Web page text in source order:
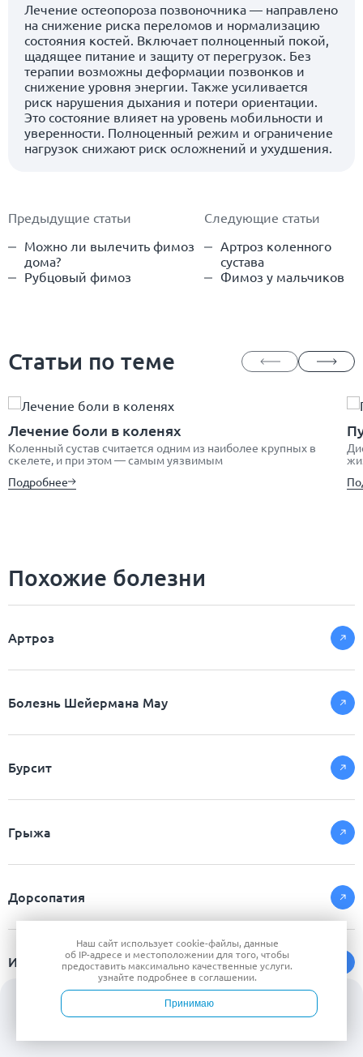
Лечение остеопороза позвоночника — направлено
на снижение риска переломов и нормализацию
состояния костей. Включает полноценный покой,
щадящее питание и защиту от перегрузок. Без
терапии возможны деформации позвонков и
снижение уровня энергии. Также усиливается
риск нарушения дыхания и потери ориентации.
Это состояние влияет на уровень мобильности и
уверенности. Полноценный режим и ограничение
нагрузок снижают риск осложнений и ухудшения.
Предыдущие статьи
Можно ли вылечить фимоз
дома?
Рубцовый фимоз
Следующие статьи
Артроз коленного
сустава
Фимоз у мальчиков
Статьи по теме
Лечение боли в коленях
Коленный сустав считается одним из наиболее крупных в
скелете, и при этом — самым уязвимым
Подробнее
Похожие болезни
Артроз
Болезнь Шейермана Мау
Бурсит
Грыжа
Дорсопатия
Ишиас
Наш сайт используетcookie-файлы, данные
об IP-адресе и местоположении для того, чтобы
предоставить максимально качественные услуги.
узнайте подробнее в соглашении.
Принимаю